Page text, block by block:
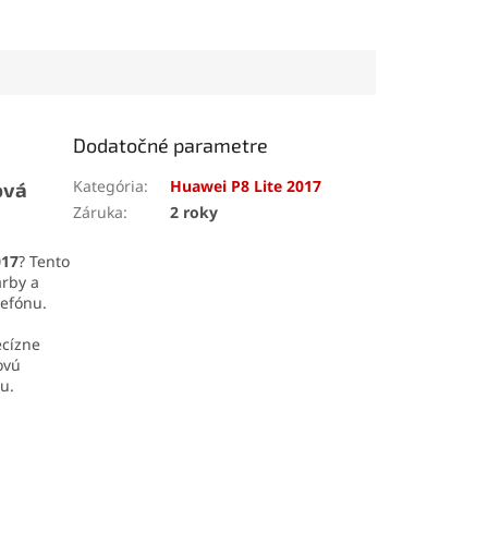
manipuláciu.
? Tento
a
Dodatočné parametre
Kategória:
Huawei P8 Lite 2017
Záruka: 2 roky